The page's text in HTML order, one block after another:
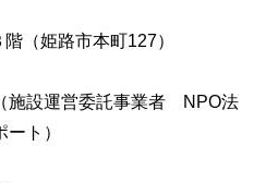
（姫路市本町127）
施設運営委託事業者 NPO法
ト）